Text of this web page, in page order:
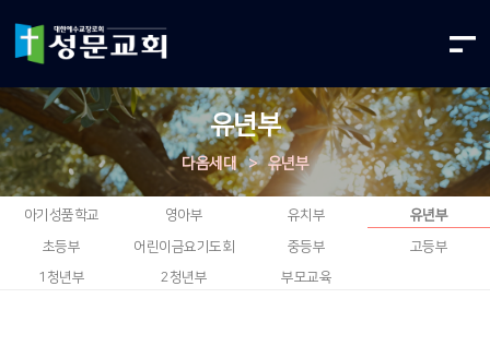
유년부
다음세대 > 유년부
아기성품학교 영아부 유치부 유년부
초등부 어린이금요기도회 중등부
고등부
1청년부
2청년부 부모교육